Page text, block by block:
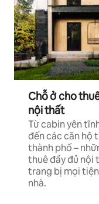
Chỗ ở cho
nội thất
Từ cabin yên
đến các căn hộ
thành phố –
thuê đầy đủ nội
trang bị mọi
nhà.